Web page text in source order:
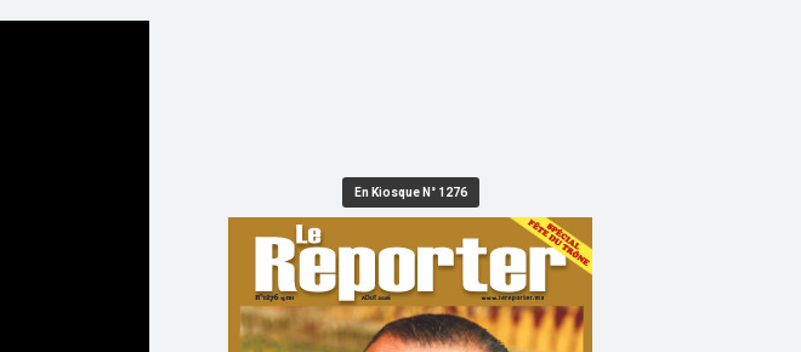
En Kiosque N° 1276